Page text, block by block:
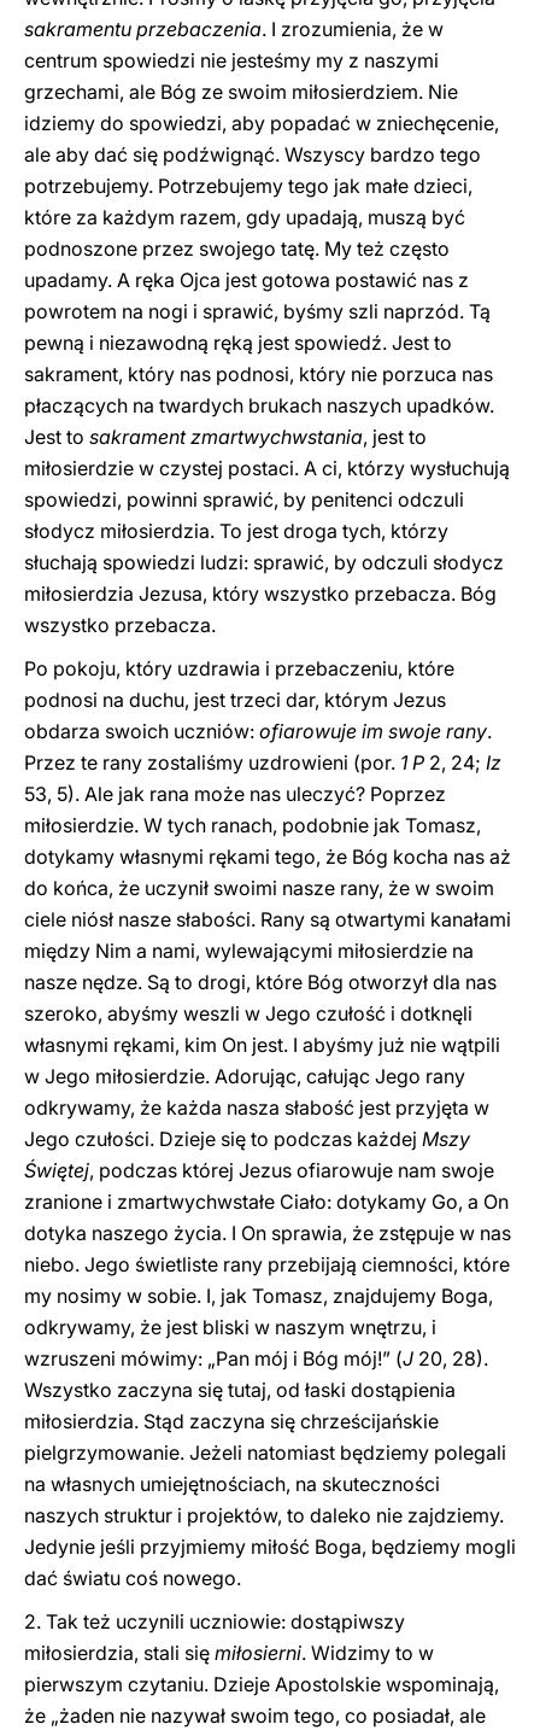
sakramentu przebaczenia. I zrozumienia, że w
centrum spowiedzi nie jesteśmy my z naszymi
grzechami, ale Bóg ze swoim miłosierdziem. Nie
idziemy do spowiedzi, aby popadać w zniechęcenie,
ale aby dać się podźwignąć. Wszyscy bardzo tego
potrzebujemy. Potrzebujemy tego jak małe dzieci,
które za każdym razem, gdy upadają, muszą być
podnoszone przez swojego tatę. My też często
upadamy. A ręka Ojca jest gotowa postawić nas z
powrotem na nogi i sprawić, byśmy szli naprzód. Tą
pewną i niezawodną ręką jest spowiedź. Jest to
sakrament, który nas podnosi, który nie porzuca nas
płaczących na twardych brukach naszych upadków.
Jest to sakrament zmartwychwstania, jest to
miłosierdzie w czystej postaci. A ci, którzy wysłuchują
spowiedzi, powinni sprawić, by penitenci odczuli
słodycz miłosierdzia. To jest droga tych, którzy
słuchają spowiedzi ludzi: sprawić, by odczuli słodycz
miłosierdzia Jezusa, który wszystko przebacza. Bóg
wszystko przebacza.
Po pokoju, który uzdrawia i przebaczeniu, które
podnosi na duchu, jest trzeci dar, którym Jezus
obdarza swoich uczniów: ofiarowuje im swoje rany.
Przez te rany zostaliśmy uzdrowieni (por. 1 P 2, 24; Iz
53, 5). Ale jak rana może nas uleczyć? Poprzez
miłosierdzie. W tych ranach, podobnie jak Tomasz,
dotykamy własnymi rękami tego, że Bóg kocha nas aż
do końca, że uczynił swoimi nasze rany, że w swoim
ciele niósł nasze słabości. Rany są otwartymi kanałami
między Nim a nami, wylewającymi miłosierdzie na
nasze nędze. Są to drogi, które Bóg otworzył dla nas
szeroko, abyśmy weszli w Jego czułość i dotknęli
własnymi rękami, kim On jest. I abyśmy już nie wątpili
w Jego miłosierdzie. Adorując, całując Jego rany
odkrywamy, że każda nasza słabość jest przyjęta w
Jego czułości. Dzieje się to podczas każdej Mszy
Świętej, podczas której Jezus ofiarowuje nam swoje
zranione i zmartwychwstałe Ciało: dotykamy Go, a On
dotyka naszego życia. I On sprawia, że zstępuje w nas
niebo. Jego świetliste rany przebijają ciemności, które
my nosimy w sobie. I, jak Tomasz, znajdujemy Boga,
odkrywamy, że jest bliski w naszym wnętrzu, i
wzruszeni mówimy: „Pan mój i Bóg mój!” (J 20, 28).
Wszystko zaczyna się tutaj, od łaski dostąpienia
miłosierdzia. Stąd zaczyna się chrześcijańskie
pielgrzymowanie. Jeżeli natomiast będziemy polegali
na własnych umiejętnościach, na skuteczności
naszych struktur i projektów, to daleko nie zajdziemy.
Jedynie jeśli przyjmiemy miłość Boga, będziemy mogli
dać światu coś nowego.
2. Tak też uczynili uczniowie: dostąpiwszy
miłosierdzia, stali się miłosierni. Widzimy to w
pierwszym czytaniu. Dzieje Apostolskie wspominają,
że „żaden nie nazywał swoim tego, co posiadał, ale